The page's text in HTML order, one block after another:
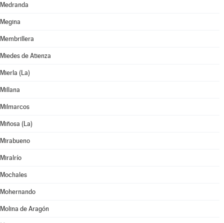
Medranda
Megina
Membrillera
Miedes de Atienza
Mierla (La)
Millana
Milmarcos
Miñosa (La)
Mirabueno
Miralrío
Mochales
Mohernando
Molina de Aragón